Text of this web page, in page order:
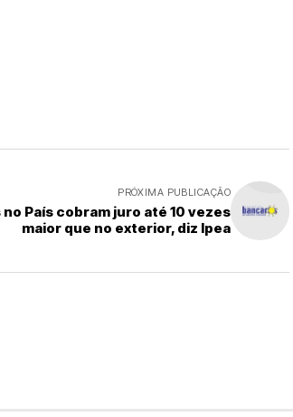
PRÓXIMA PUBLICAÇÃO
no País cobram juro até 10 vezes
maior que no exterior, diz Ipea